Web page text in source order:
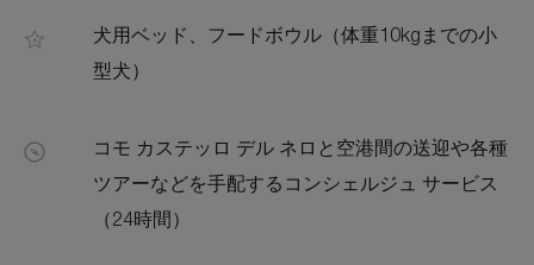
犬用ベッド、フードボウル（体重10kgまでの小
型犬）
コモ カステッロ デル ネロと空港間の送迎や各種
ツアーなどを手配するコンシェルジュ サービス
（24時間）